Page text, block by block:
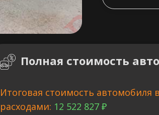
Полная стоимость
Итоговая стоимость автомобиля
расходами: 12 522 827 ₽